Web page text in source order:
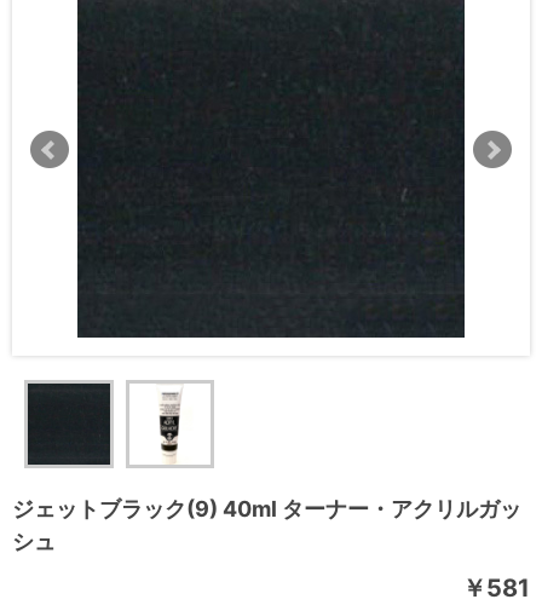
ジェットブラック(9) 40ml ターナー・アクリルガッ
シュ
￥581